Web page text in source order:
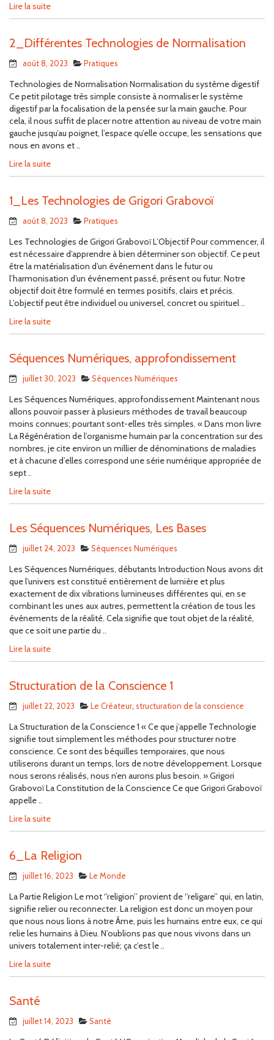
Lire la suite
2_Différentes Technologies de Normalisation
août 8, 2023 Pratiques
Technologies de Normalisation Normalisation du système digestif
Ce petit pilotage très simple consiste à normaliser le système
digestif par la focalisation de la pensée sur la main gauche. Pour
cela, il nous suffit de placer notre attention au niveau de votre main
gauche jusqu’au poignet, l’espace qu’elle occupe, les sensations que
nous en avons et ..
Lire la suite
1_Les Technologies de Grigori Grabovoï
août 8, 2023 Pratiques
Les Technologies de Grigori Grabovoï L’Objectif Pour commencer, il
est nécessaire d’apprendre à bien déterminer son objectif. Ce peut
être la matérialisation d’un événement dans le futur ou
l’harmonisation d’un événement passé, présent ou futur. Notre
objectif doit être formulé en termes positifs, clairs et précis.
L’objectif peut être individuel ou universel, concret ou spirituel ..
Lire la suite
Séquences Numériques, approfondissement
juillet 30, 2023 Séquences Numériques
Les Séquences Numériques, approfondissement Maintenant nous
allons pouvoir passer à plusieurs méthodes de travail beaucoup
moins connues; pourtant sont-elles très simples. « Dans mon livre
La Régénération de l’organisme humain par la concentration sur des
nombres, je cite environ un millier de dénominations de maladies
et à chacune d’elles correspond une série numérique appropriée de
sept ..
Lire la suite
Les Séquences Numériques, Les Bases
juillet 24, 2023 Séquences Numériques
Les Séquences Numériques, débutants Introduction Nous avons dit
que l’univers est constitué entièrement de lumière et plus
exactement de dix vibrations lumineuses différentes qui, en se
combinant les unes aux autres, permettent la création de tous les
événements de la réalité. Cela signifie que tout objet de la réalité,
que ce soit une partie du ..
Lire la suite
Structuration de la Conscience 1
juillet 22, 2023 Le Créateur, structuration de la conscience
La Structuration de la Conscience 1 « Ce que j’appelle Technologie
signifie tout simplement les méthodes pour structurer notre
conscience. Ce sont des béquilles temporaires, que nous
utiliserons durant un temps, lors de notre développement. Lorsque
nous serons réalisés, nous n’en aurons plus besoin. » Grigori
Grabovoï La Constitution de la Conscience Ce que Grigori Grabovoï
appelle ..
Lire la suite
6_La Religion
juillet 16, 2023 Le Monde
La Partie Religion Le mot ‘’religion’’ provient de ‘’religare’’ qui, en latin,
signifie relier ou reconnecter. La religion est donc un moyen pour
que nous nous lions à notre Âme, puis les humains entre eux, ce qui
relie les humains à Dieu. N’oublions pas que nous vivons dans un
univers totalement inter-relié; ça c’est le ..
Lire la suite
Santé
juillet 14, 2023 Santé